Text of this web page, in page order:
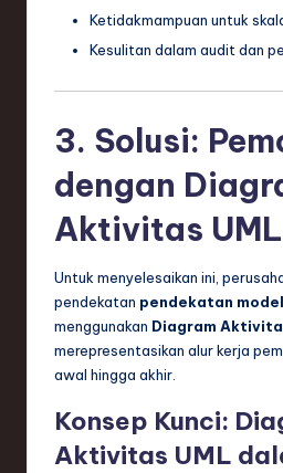
Ketidakmampuan untuk
Kesulitan dalam audit dan
3. Solusi:
dengan
Aktivitas UML
Untuk menyelesaikan ini,
pendekatan pendekatan
menggunakan Diagram
merepresentasikan alur kerja
awal hingga akhir.
Konsep Kunci:
Aktivitas UML